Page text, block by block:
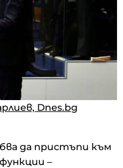
Dnes.bg
Dnes.bg
Dnes.bg
да пристъпи към
–